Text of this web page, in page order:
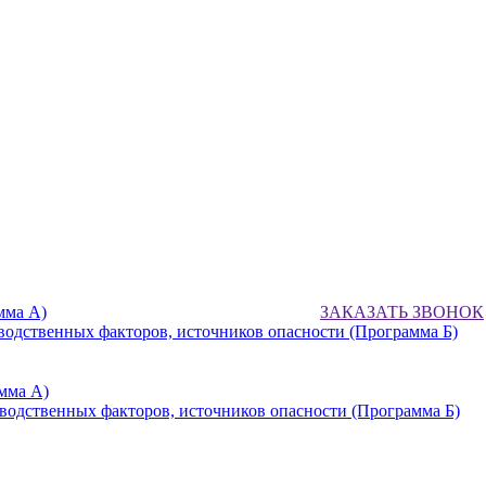
А)
факторов, источников опасности (Программа Б)
ЗАКАЗАТЬ ЗВОНОК
А)
факторов, источников опасности (Программа Б)